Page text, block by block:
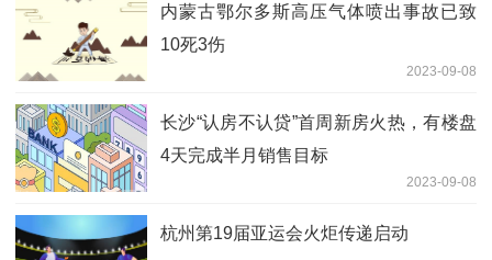
内蒙古鄂尔多斯高压气体喷出事故已致
10死3伤
2023-09-08
长沙“认房不认贷”首周新房火热，有楼盘
4天完成半月销售目标
2023-09-08
杭州第19届亚运会火炬传递启动